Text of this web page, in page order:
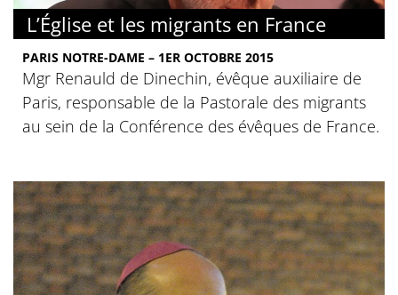
L’Église et les migrants en France
PARIS NOTRE-DAME – 1ER OCTOBRE 2015
Mgr Renauld de Dinechin, évêque auxiliaire de
Paris, responsable de la Pastorale des migrants
au sein de la Conférence des évêques de France.